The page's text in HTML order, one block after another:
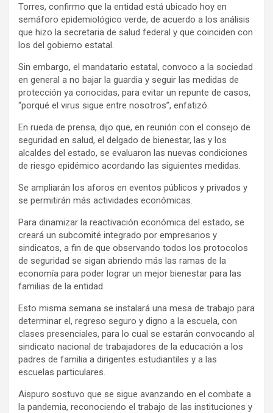
Torres, confirmo que la entidad está ubicado hoy en
semáforo epidemiológico verde, de acuerdo a los análisis
que hizo la secretaria de salud federal y que coinciden con
los del gobierno estatal.
Sin embargo, el mandatario estatal, convoco a la sociedad
en general a no bajar la guardia y seguir las medidas de
protección ya conocidas, para evitar un repunte de casos,
“porqué el virus sigue entre nosotros”, enfatizó.
En rueda de prensa, dijo que, en reunión con el consejo de
seguridad en salud, el delgado de bienestar, las y los
alcaldes del estado, se evaluaron las nuevas condiciones
de riesgo epidémico acordando las siguientes medidas.
Se ampliarán los aforos en eventos públicos y privados y
se permitirán más actividades económicas.
Para dinamizar la reactivación económica del estado, se
creará un subcomité integrado por empresarios y
sindicatos, a fin de que observando todos los protocolos
de seguridad se sigan abriendo más las ramas de la
economía para poder lograr un mejor bienestar para las
familias de la entidad.
Esto misma semana se instalará una mesa de trabajo para
determinar el, regreso seguro y digno a la escuela, con
clases presenciales, para lo cual se estarán convocando al
sindicato nacional de trabajadores de la educación a los
padres de familia a dirigentes estudiantiles y a las
escuelas particulares.
Aispuro sostuvo que se sigue avanzando en el combate a
la pandemia, reconociendo el trabajo de las instituciones y